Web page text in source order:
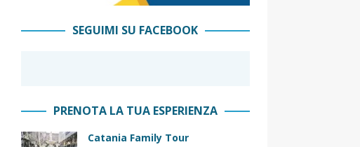
SEGUIMI SU FACEBOOK
PRENOTA LA TUA ESPERIENZA
Catania Family Tour